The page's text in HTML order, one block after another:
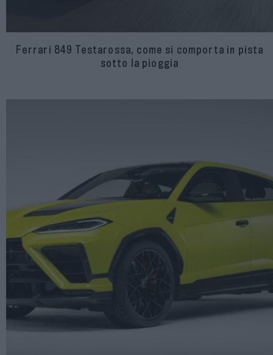
Ferrari 849 Testarossa, come si comporta in pista
sotto la pioggia